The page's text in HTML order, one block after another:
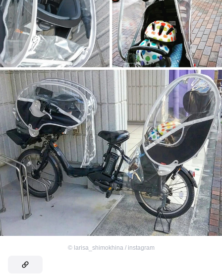
© larisa_shimokhina / instagram